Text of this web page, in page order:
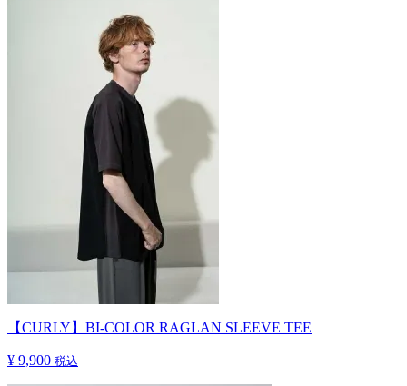
【CURLY】BI-COLOR RAGLAN SLEEVE TEE
¥ 9,900 税込